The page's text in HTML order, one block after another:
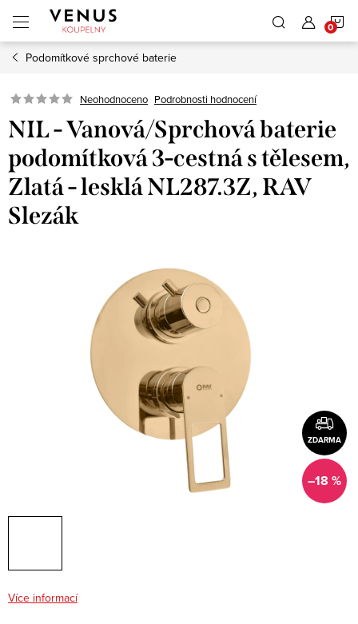
obsah
Podomítkové sprchové baterie
Neohodnoceno Podrobnosti hodnocení
NIL - Vanová/Sprchová baterie
podomítková 3-cestná s tělesem,
Zlatá - lesklá NL287.3Z, RAV
Slezák
ZDARMA
–18 %
Více informací